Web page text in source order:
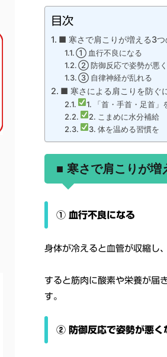
目次
■ 寒さで肩こりが増える3つ
① 血行不良になる
② 防御反応で姿勢が悪
③ 自律神経が乱れる
■ 寒さによる肩こりを防ぐ
1. 「首・手首・足首」
2. こまめに水分補給
3. 体を温める習慣を
■ 寒さで肩こりが増
① 血行不良になる
身体が冷えると血管が収縮し
すると筋肉に酸素や栄養が届
す。
② 防御反応で姿勢が悪く